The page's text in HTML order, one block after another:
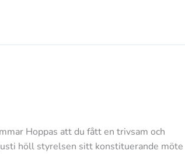
Hoppas att du fått en trivsam och
höll styrelsen sitt konstituerande möte